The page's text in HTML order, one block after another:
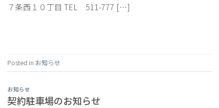
７条西１０丁目 TEL 511-777 […]
Posted in お知らせ
お知らせ
契約駐車場のお知らせ